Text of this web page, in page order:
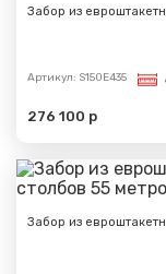
Забор из
Артикул: S150E435
276 100 р
Забор из